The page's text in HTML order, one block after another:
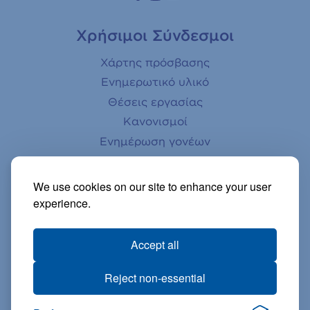
We use cookies on our site to enhance your user
experience.
Accept all
Reject non-essential
Χρήσιμοι Σύνδεσμοι
Χάρτης πρόσβασης
Ενημερωτικό υλικό
Θέσεις εργασίας
Κανονισμοί
Ενημέρωση γονέων
Αστεροσκοπείο
Βιβλιοθήκη
Ηλεκτρονικό κατάστημα